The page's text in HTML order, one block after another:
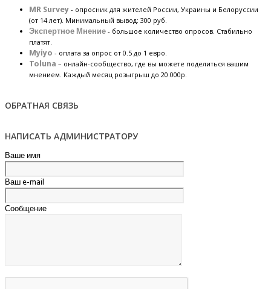
MR Survey - опросник для жителей России, Украины и Белоруссии
(от 14 лет). Минимальный вывод: 300 руб.
Экспертное Мнение - большое количество опросов. Стабильно
платят.
Myiyo - оплата за опрос от 0.5 до 1 евро.
Toluna – онлайн-сообщество, где вы можете поделиться вашим
мнением. Каждый месяц розыгрыш до 20.000р.
ОБРАТНАЯ СВЯЗЬ
НАПИСАТЬ АДМИНИСТРАТОРУ
Ваше имя
Ваш e-mail
Сообщение